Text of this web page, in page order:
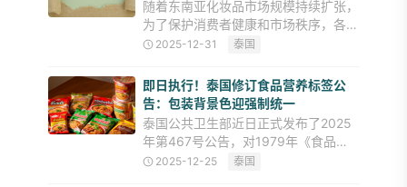
口...
随着东南亚化妆品市场规模持续扩张，
为了保护消费者健康和市场秩序，各国
法规监管体系也日趋完善、执法力度不
风险，ZMUni中贸合规中心汇总了越
南、泰国、新加坡、印尼近期典
2025-12-31 泰国
即日执行！泰国修订食品营养标签公
告：包装背景色迎强制统一
泰国公共卫生部近日正式发布了2025
年第467号公告，对1979年《食品
法》下的预包装食品营养标签规定进行
2025-12-25 泰国